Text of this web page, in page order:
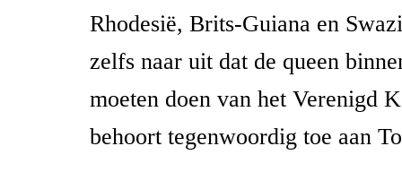
Rhodesië, Brits-Guiana en
zelfs naar uit dat de queen
moeten doen van het Verenigd
behoort tegenwoordig toe aan